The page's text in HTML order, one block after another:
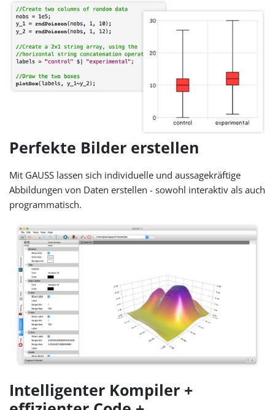
Perfekte Bilder erstellen
Mit GAUSS lassen sich individuelle und aussagekräftige
Abbildungen von Daten erstellen - sowohl interaktiv als auch
programmatisch.
Intelligenter Kompiler +